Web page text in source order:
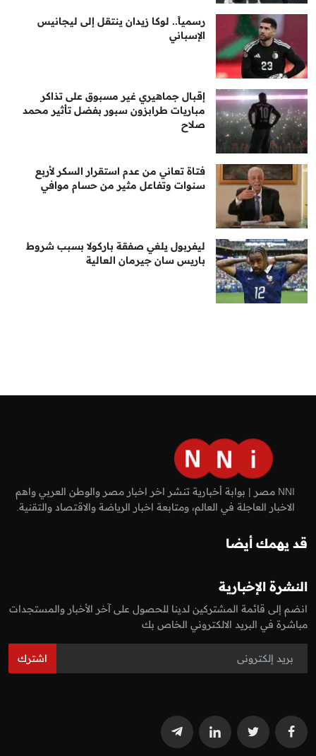
رسمياً.. لوكا زيدان ينتقل إلى ليجانيس
الإسباني
إقبال جماهيري غير مسبوق على تذاكر
مباريات طرابزون سبور بفضل تأثير محمد
صلاح
فتاة تعاني من عدم استقرار السكر لأربع
سنوات وتفاعل مثير من حسام موافي
ليفربول يلغي صفقة باركولا بسبب شروط
باريس سان جيرمان العالية
NNI مصر | بوابة أخبارية تنشر اخر اخبار مصر والوطن العربي واهم
الاخبار العاجلة في العالم، ومتابعة اخبار الرياضة والاقتصاد والتقنية.
قد يهمك أيضا
النشرة الإخبارية
انضم إلى قائمة المشتركين لدينا للحصول على آخر الأخبار والمستجدات
مباشرة في البريد الالكتروني الخاص بك
اشترك